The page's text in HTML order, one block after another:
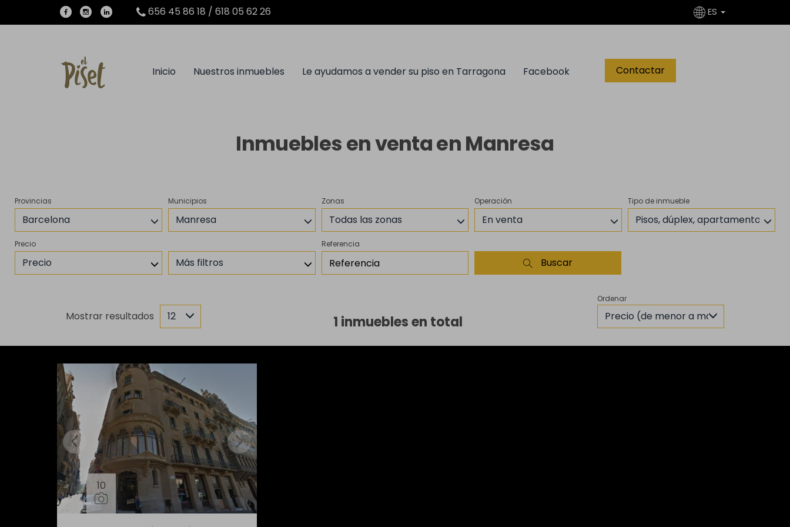
656 45 86 18 / 618 05 62 26 ES
Inicio Nuestros inmuebles Le ayudamos a vender su piso en Tarragona Facebook Contactar
Inmuebles en venta en Manresa
Provincias
Barcelona
Municipios
Manresa
Zonas
Todas las zonas
Operación
En venta
Tipo de inmueble
Pisos, dúplex, apartamentos,
Precio
Precio Más filtros
Referencia
Buscar
1 inmuebles en total
Ordenar
Precio (de menor a mayor)
Mostrar resultados 12
10